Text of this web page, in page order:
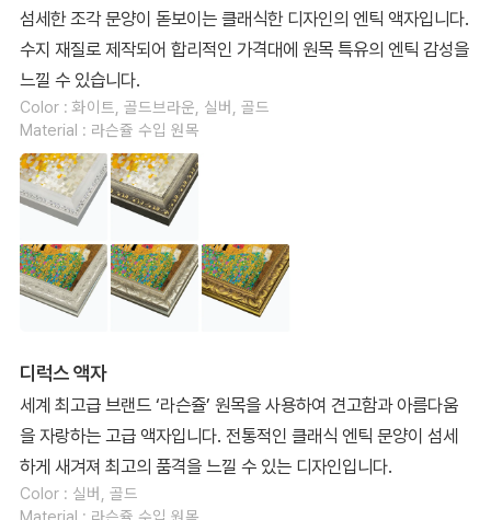
섬세한 조각 문양이 돋보이는 클래식한 디자인의 엔틱 액자입니다.
수지 재질로 제작되어 합리적인 가격대에 원목 특유의 엔틱 감성을
느낄 수 있습니다.
Color : 화이트, 골드브라운, 실버, 골드
Material : 라슨쥴 수입 원목
디럭스 액자
세계 최고급 브랜드 ‘라슨쥴’ 원목을 사용하여 견고함과 아름다움
을 자랑하는 고급 액자입니다. 전통적인 클래식 엔틱 문양이 섬세
하게 새겨져 최고의 품격을 느낄 수 있는 디자인입니다.
Color : 실버, 골드
Material : 라슨쥴 수입 원목